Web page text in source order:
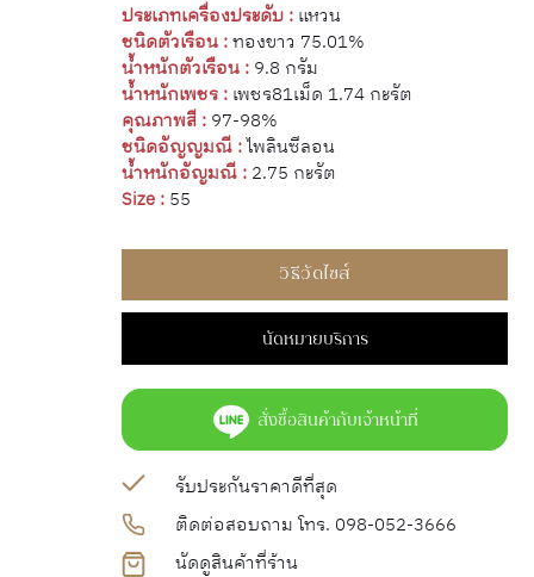
ประเภทเครื่องประดับ : แหวน
ชนิดตัวเรือน :ทองขาว 75.01%
น้ำหนักตัวเรือน : 9.8 กรัม
น้ำหนักเพชร : เพชร81เม็ด 1.74 กะรัต
คุณภาพสี : 97-98%
ชนิดอัญญมณี :ไพลินซีลอน
น้ำหนักอัญมณี : 2.75 กะรัต
Size : 55
วิธีวัดไซส์
นัดหมายบริการ
สั่งซื้อสินค้ากับเจ้าหน้าที่
รับประกันราคาดีที่สุด
ติดต่อสอบถาม โทร. 098-052-3666
นัดดูสินค้าที่ร้าน